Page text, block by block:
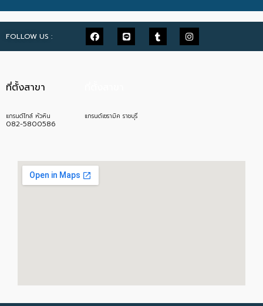
FOLLOW US :
ที่ตั้งสาขา
แกรนด์ไทล์ หัวหิน
082-5800586
แกรนด์เซรามิค ราชบุรี